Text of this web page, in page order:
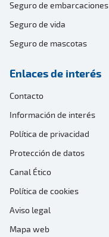
Seguro de embarcaciones
Seguro de vida
Seguro de mascotas
Enlaces de interés
Contacto
Información de interés
Política de privacidad
Protección de datos
Canal Ético
Política de cookies
Aviso legal
Mapa web